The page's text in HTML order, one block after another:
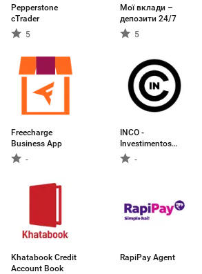
Pepperstone
cTrader
5
Мої вклади –
депозити 24/7
5
Freecharge
Business App
-
INCO -
Investimentos
Coletivos
-
Khatabook Credit
Account Book
RapiPay Agent